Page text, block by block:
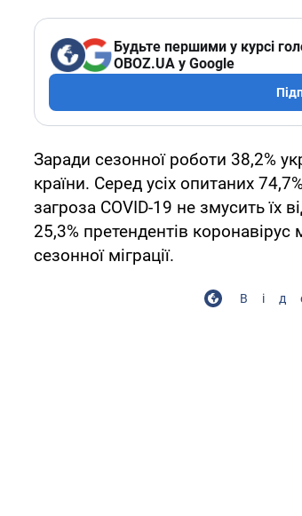
Будьте першими у курсі
OBOZ.UA у Google
Заради сезонної роботи 38,2%
країни. Серед усіх опитаних
загроза COVID-19 не змусить їх
25,3% претендентів
сезонної міграції.